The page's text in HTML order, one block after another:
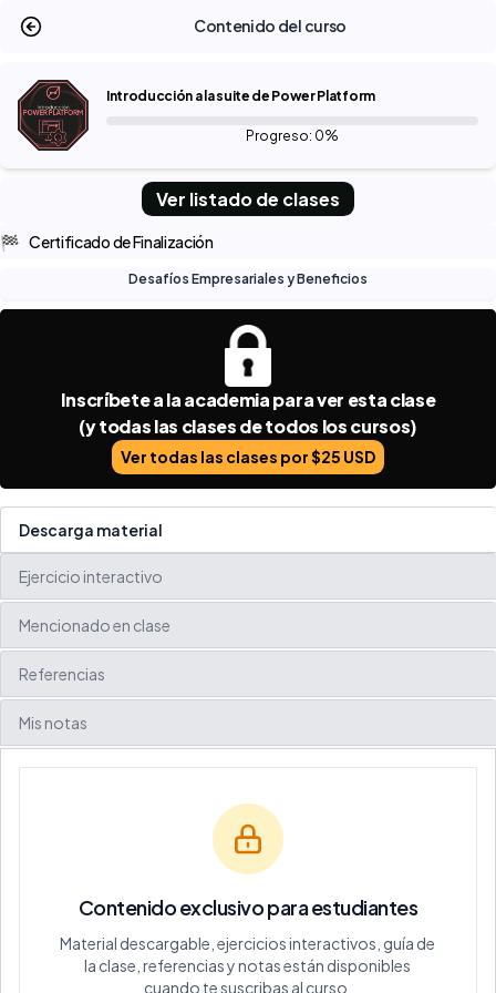
Contenido del curso
Introducción a la suite de Power Platform
Progreso: 0%
Ver listado de clases
🏁 Certificado de Finalización
Desafíos Empresariales y Beneficios
Inscríbete a la academia para ver esta clase
(y todas las clases de todos los cursos)
Ver todas las clases por $25 USD
Descarga material
Ejercicio interactivo
Mencionado en clase
Referencias
Mis notas
Contenido exclusivo para estudiantes
Material descargable, ejercicios interactivos, guía de
la clase, referencias y notas están disponibles
cuando te suscribas al curso.